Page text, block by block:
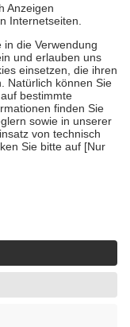
beträgt die
Euro je
eigene Gesundheit zu
zu unterstützen,
18. Lebensjahr
die von der
hat Maßnahmen
echte Bewertungen